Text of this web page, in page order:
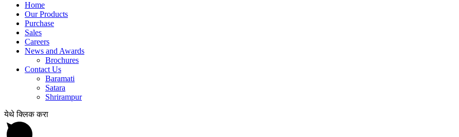
Home
Our Products
Purchase
Sales
Careers
News and Awards
Brochures
Contact Us
Baramati
Satara
Shrirampur
येथे क्लिक करा